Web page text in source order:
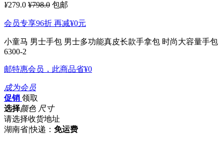
¥279.0 ¥798.0 包邮
会员专享96折 再减¥0元
小童马 男士手包 男士多功能真皮长款手拿包 时尚大容量手包
6300-2
邮特惠会员，此商品省¥0
成为会员
促销 领取
选择颜色 尺寸
请选择收货地址
湖南省|快递： 免运费